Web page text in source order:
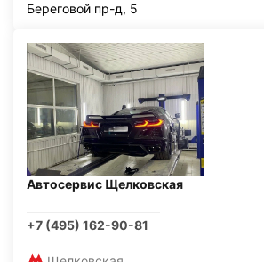
Береговой пр-д, 5
Автосервис Щелковская
+7 (495) 162-90-81